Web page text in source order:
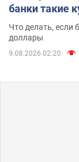
банки такие
Что делать, если
доллары
9.08.2026 02:20